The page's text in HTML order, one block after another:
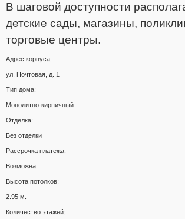
В шаговой доступности
детские сады, магазины,
торговые центры.
Адрес корпуса:
ул. Почтовая, д. 1
Тип дома:
Монолитно-кирпичный
Отделка:
Без отделки
Рассрочка платежа:
Возможна
Высота потолков:
2.95 м.
Количество этажей: